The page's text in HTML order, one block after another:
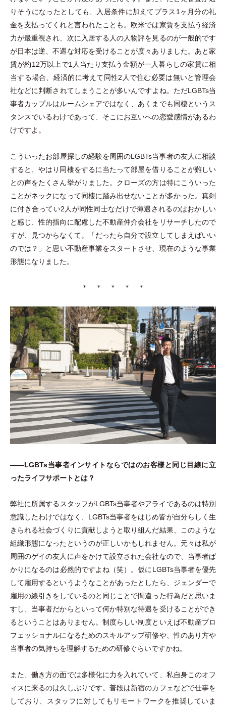
りそうになったとしても、入居条件に加えてプラス1ヶ月分の礼
金を支払ってくれと言われたことも。欧米では家賃を支払う経済
力が最重視され、次に入居する人の人物評を見るのが一般的です
が日本は逆、不遇な対応を受けることが度々ありました。あと家
賃が約12万以上で1人当たり支払う金額が一人暮らしの家賃に相
当する場合、経済的に考えて同性2人で住む必要は無いと管理会
社などに判断されてしまうことが多いんですよね。ただLGBTs当
事者カップルはルームシェアではなく、あくまでも同棲というス
タンスでいるわけであって、そこにお互いへの恋愛感情があるわ
けですよ。
こういったお部屋探しの経験を周囲のLGBTs当事者の友人に相談
すると、やはり同棲をするに当たって部屋を借りることが難しい
との声をたくさん挙がりました。クローズの方は特にこういった
ことがネックになって同棲に踏み出せないことが多かった。真剣
に付き合ってい2人が同性同士なだけで薄遇されるのはおかしい
と感じ、性的指向に配慮した不動産仲介会社をリサーチしたので
すが、見つからなくて。
「だったら自分で設立してしまえばいい
のでは？ 」
と思い不動産事業をスタートさせ、現在のような事業
形態になりました。
＊ ＊ ＊ ＊ ＊
――LGBTs当事者インサイトならではのお客様と同じ目線に立
ったライフサポートとは？
弊社に所属するスタッフがLGBTs当事者やアライであるのは特別
意識したわけではなく、LGBTs当事者をはじめ皆が自分らしく生
きられる社会づくりに貢献しようと取り組んだ結果、このような
組織形態になったというのが正しいかもしれません。元々は私が
周囲のゲイの友人に声をかけて設立された会社なので、当事者ば
かりになるのは必然的ですよね （笑） 。仮にLGBTs当事者を優先
して雇用するというようなことがあったとしたら、ジェンダーで
雇用の線引きをしているのと同じことで間違った行為だと思いま
すし、当事者だからといって何か特別な待遇を受けることができ
るということはありません。制度らしい制度といえば不動産プロ
フェッショナルになるためのスキルアップ研修や、性のあり方や
当事者の気持ちを理解するための研修ぐらいですかね。
また、働き方の面では多様化に力を入れていて、私自身このオフ
ィスに来るのは久しぶりです。普段は新宿のカフェなどで仕事を
しており、スタッフに対してもリモートワークを推奨していま